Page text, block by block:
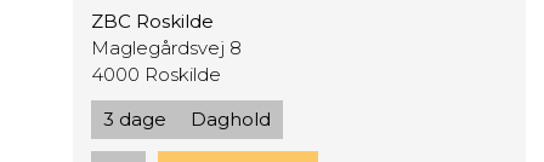
ZBC Roskilde
Maglegårdsvej 8
4000 Roskilde
3 dage
Daghold